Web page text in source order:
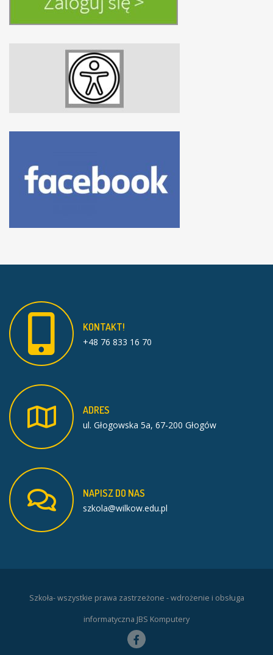
KONTAKT!
+48 76 833 16 70
ADRES
ul. Głogowska 5a, 67-200 Głogów
NAPISZDO NAS
szkola@wilkow.edu.pl
Szkoła- wszystkie prawa zastrzeżone - wdrożenie i obsługa
informatyczna JBS Komputery